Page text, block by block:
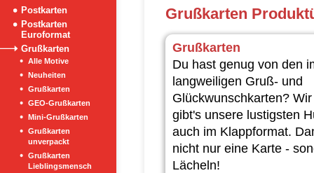
Postkarten
Postkarten
Euroformat
Grußkarten
Alle Motive
Neuheiten
Grußkarten
GEO-Grußkarten
Mini-Grußkarten
Grußkarten
unverpackt
Grußkarten
Lieblingsmensch
Grußkarten
Grußkarten
Du hast genug von den
langweiligen Gruß- und
Glückwunschkarten?
gibt's unsere lustigsten
auch im Klappformat.
nicht nur eine Karte -
Lächeln!